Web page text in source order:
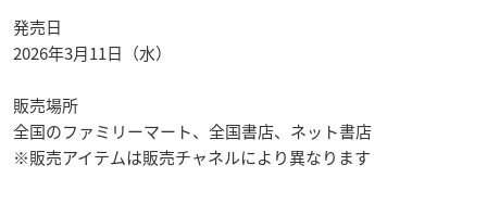
発売日
2026年3月11日（水）
販売場所
全国のファミリーマート、全国書店、ネット書店
※販売アイテムは販売チャネルにより異なります